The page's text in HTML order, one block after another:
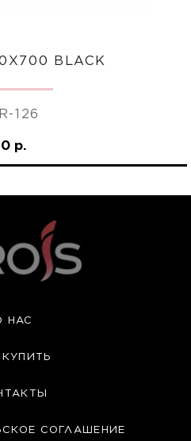
BLACK
126
0 р.
НАС
КУПИТЬ
СОГЛАШЕНИЕ